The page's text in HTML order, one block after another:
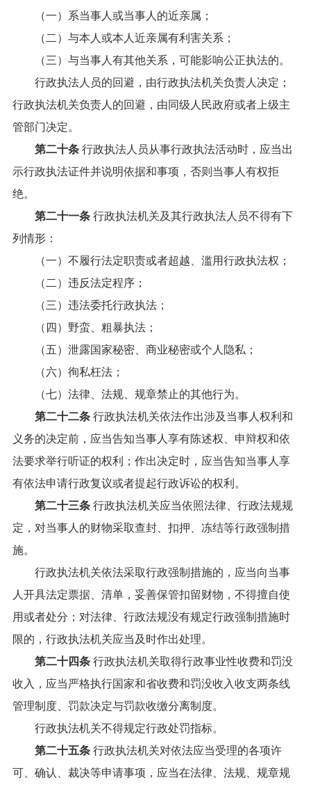
（一）系当事人或当事人的近亲属；
（二）与本人或本人近亲属有利害关系；
（三）与当事人有其他关系，可能影响公正执法的。
行政执法人员的回避，由行政执法机关负责人决定；
行政执法机关负责人的回避，由同级人民政府或者上级主
管部门决定。
第二十条 行政执法人员从事行政执法活动时，应当出
示行政执法证件并说明依据和事项，否则当事人有权拒
绝。
第二十一条 行政执法机关及其行政执法人员不得有下
列情形：
（一）不履行法定职责或者超越、滥用行政执法权；
（二）违反法定程序；
（三）违法委托行政执法；
（四）野蛮、粗暴执法；
（五）泄露国家秘密、商业秘密或个人隐私；
（六）徇私枉法；
（七）法律、法规、规章禁止的其他行为。
第二十二条 行政执法机关依法作出涉及当事人权利和
义务的决定前，应当告知当事人享有陈述权、申辩权和依
法要求举行听证的权利；作出决定时，应当告知当事人享
有依法申请行政复议或者提起行政诉讼的权利。
第二十三条 行政执法机关应当依照法律、行政法规规
定，对当事人的财物采取查封、扣押、冻结等行政强制措
施。
行政执法机关依法采取行政强制措施的，应当向当事
人开具法定票据、清单，妥善保管扣留财物，不得擅自使
用或者处分；对法律、行政法规没有规定行政强制措施时
限的，行政执法机关应当及时作出处理。
第二十四条 行政执法机关取得行政事业性收费和罚没
收入，应当严格执行国家和省收费和罚没收入收支两条线
管理制度、罚款决定与罚款收缴分离制度。
行政执法机关不得规定行政处罚指标。
第二十五条 行政执法机关对依法应当受理的各项许
可、确认、裁决等申请事项，应当在法律、法规、规章规